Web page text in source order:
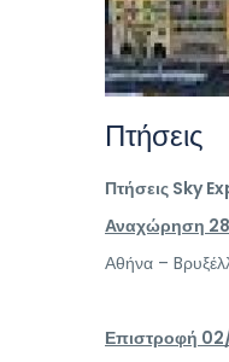
Πτήσεις
Πτήσεις Sky
Αναχώρηση
Αθήνα –
Επιστροφή 02/